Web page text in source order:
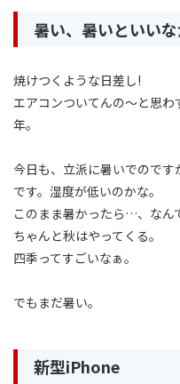
暑い、暑いといい
焼けつくような日差し!
エアコンついてんの〜と思
年。
今日も、立派に暑いでので
です。湿度が低いのかな。
このまま暑かったら…、なん
ちゃんと秋はやってくる。
四季ってすごいなぁ。
でもまだ暑い。
新型iPhone